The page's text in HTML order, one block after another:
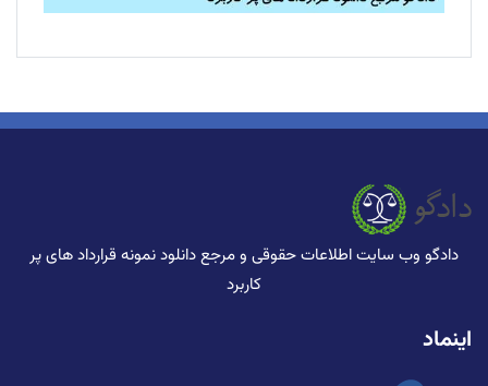
دادگو وب سایت اطلاعات حقوقی و مرجع دانلود نمونه قرارداد های پر
کاربرد
اینماد